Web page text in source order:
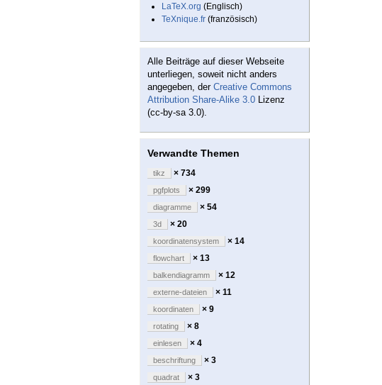
LaTeX.org (Englisch)
TeXnique.fr (französisch)
Alle Beiträge auf dieser Webseite
unterliegen, soweit nicht anders
angegeben, der Creative Commons
Attribution Share-Alike 3.0 Lizenz
(cc-by-sa 3.0).
Verwandte Themen
tikz × 734
pgfplots × 299
diagramme × 54
3d × 20
koordinatensystem × 14
flowchart × 13
balkendiagramm × 12
externe-dateien × 11
koordinaten × 9
rotating × 8
einlesen × 4
beschriftung × 3
quadrat × 3